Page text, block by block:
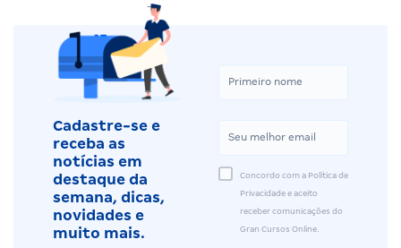
Cadastre-se e
receba as
notícias em
destaque da
semana, dicas,
novidades e
muito mais.
Concordo com a Política de
Privacidade e aceito
receber comunicações do
Gran Cursos Online.